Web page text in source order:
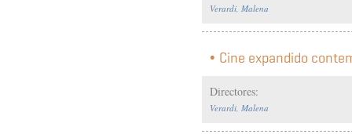
Verardi, Malena
Cine expandido
Directores:
Verardi, Malena